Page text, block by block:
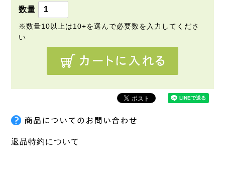
返品特約について